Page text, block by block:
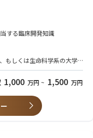
する臨床開発知識
もしくは生命科学系の大学
お可）
する学位・免許取得者が望ま
相当する臨床知識及び/又
1,000 万円 ~ 1,500 万円